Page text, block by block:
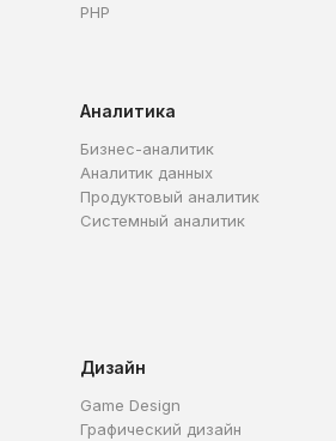
PHP
Аналитика
Бизнес-аналитик
Аналитик данных
Продуктовый аналитик
Системный аналитик
Дизайн
Game Design
Графический дизайн